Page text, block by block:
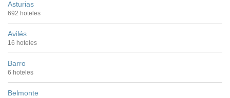
Asturias
692 hoteles
Avilés
16 hoteles
Barro
6 hoteles
Belmonte